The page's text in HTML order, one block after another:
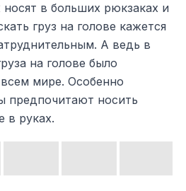
в больших рюкзаках и
груз на голове кажется
А ведь в
на голове было
мире. Особенно
предпочитают носить
в руках.